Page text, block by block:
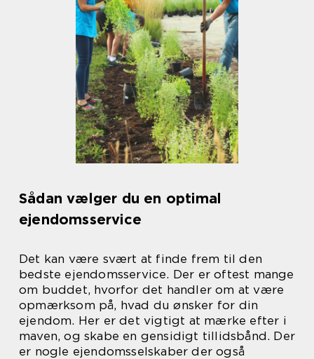
Sådan vælger du en optimal
ejendomsservice
Det kan være svært at finde frem til den
bedste ejendomsservice. Der er oftest mange
om buddet, hvorfor det handler om at være
opmærksom på, hvad du ønsker for din
ejendom. Her er det vigtigt at mærke efter i
maven, og skabe en gensidigt tillidsbånd. Der
er nogle ejendomsselskaber der også